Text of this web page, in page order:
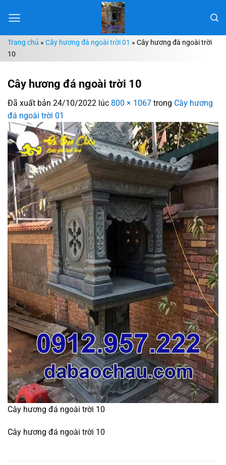
đến
dungTrang chủ » Cây hương đá ngoài trời 01 » Cây hương đá ngoài trời
10
Cây hương đá ngoài trời 10
Đã xuất bản 24/10/2022 lúc 800 × 1067 trong Cây hương
đá ngoài trời 01
Cây hương đá ngoài trời 10
Cây hương đá ngoài trời 10